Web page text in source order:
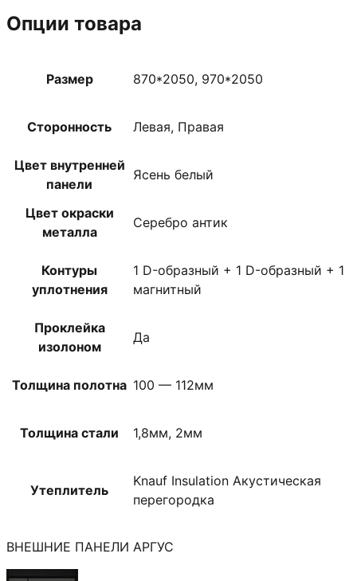
Опции товара
Размер 870*2050, 970*2050
Сторонность Левая, Правая
Цвет внутренней
панели
Ясень белый
Цвет окраски
металла
Серебро антик
Контуры
уплотнения
1 D-образный + 1 D-образный + 1
магнитный
Проклейка
изолоном
Да
Толщина полотна 100 — 112мм
Толщина стали 1,8мм, 2мм
Утеплитель
Knauf Insulation Акустическая
перегородка
ВНЕШНИЕ ПАНЕЛИ АРГУС